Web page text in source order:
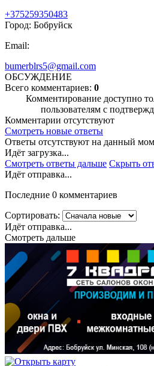
+375259350483
Город: Бобруйск
Email:
bumerblrs5@gmail.com
ОБСУЖДЕНИЕ
Всего комментариев: 0
Комментирование доступно
пользователям с
Комментарии отсутствуют
Смотреть новые ответы
Ответы отсутствуют на данный
Идёт загрузка...
Смотреть ответы дальше Скрыть
Идёт отправка...
Последние 0 комментариев
Сортировать:
Идёт отправка...
Смотреть дальше